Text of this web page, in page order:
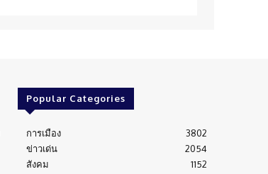
Popular Categories
การเมือง
3802
ข่าวเด่น
2054
สังคม
1152